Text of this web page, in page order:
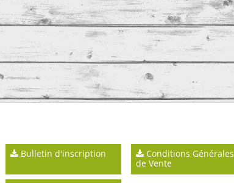
Bulletin d'inscription
Conditions Générales
de Vente